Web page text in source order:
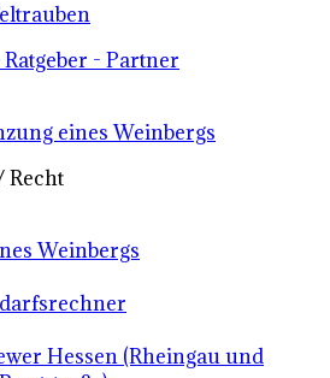
- Partner
eines Weinbergs
Recht
Weinbergs
Hessen (Rheingau und